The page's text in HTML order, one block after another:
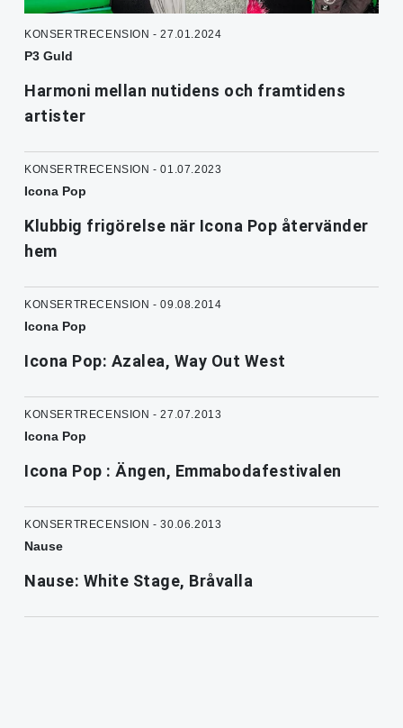
KONSERTRECENSION - 27.01.2024
P3 Guld
Harmoni mellan nutidens och framtidens
artister
KONSERTRECENSION - 01.07.2023
Icona Pop
Klubbig frigörelse när Icona Pop återvänder
hem
KONSERTRECENSION - 09.08.2014
Icona Pop
Icona Pop: Azalea, Way Out West
KONSERTRECENSION - 27.07.2013
Icona Pop
Icona Pop : Ängen, Emmabodafestivalen
KONSERTRECENSION - 30.06.2013
Nause
Nause: White Stage, Bråvalla